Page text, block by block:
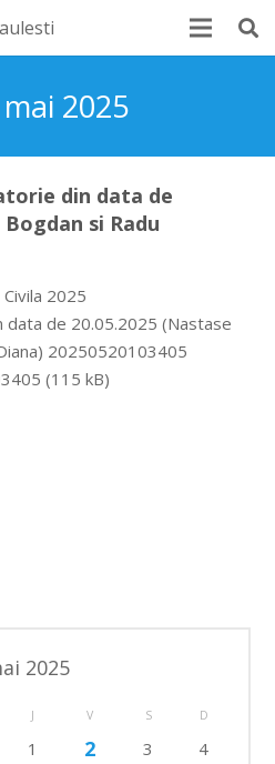
2025
din data de
si Radu
2025
data de 20.05.2025 (Nastase
20250520103405
(115 kB)
2025
J V S D
1 2 3
4